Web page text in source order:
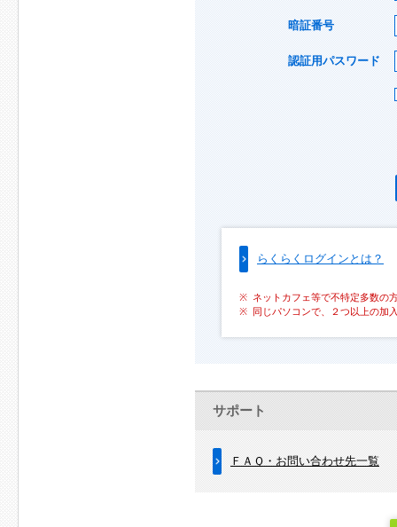
暗証番号
認証用パスワード
らくらくログインとは？
ネットカフェ等で不特定多数の
同じパソコンで、２つ以上の加
サポート
ＦＡＱ・お問い合わせ先一覧